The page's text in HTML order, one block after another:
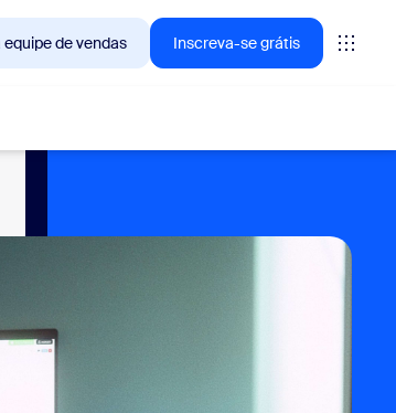
equipe de vendas Inscreva-se grátis
os clientes Zoom estão buscando no